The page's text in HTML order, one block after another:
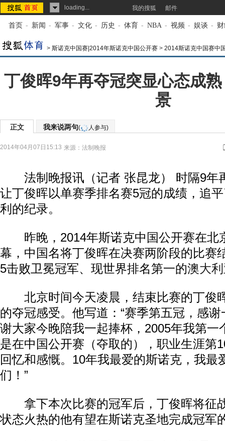
loading... 我的搜狐 邮件
首页 - 新闻 - 军事 - 文化 - 历史 - 体育 - NBA - 视频 - 娱谈 -
> 斯诺克中国赛|2014年斯诺克中国公开赛 > 2014斯诺克中国赛中
丁俊晖9年再夺冠突显心态成
景
正文 我来说两句( 人参与)
2014年04月07日15:13 来源： 法制晚报
法制晚报讯（记者 张昆龙） 时隔9年
让丁俊晖以单赛季排名赛5冠的成绩，追平
利的纪录。
昨晚，2014年斯诺克中国公开赛在北
幕，中国名将丁俊晖在决赛两阶段的比赛
5击败卫冕冠军、现世界排名第一的澳大
北京时间今天凌晨，结束比赛的丁俊
的夺冠感受。他写道：“赛季第五冠，感
谢大家今晚陪我一起捧杯，2005年我第一
是在中国公开赛（夺取的），职业生涯第
回忆和感慨。10年我最爱的斯诺克，我最
们！”
拿下本次比赛的冠军后，丁俊晖将征
状态火热的他有望在斯诺克圣地完成冠军